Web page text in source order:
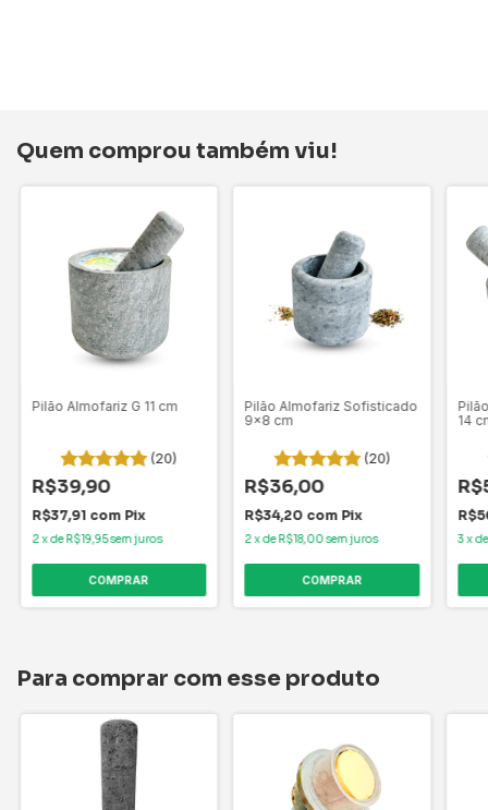
Quem comprou também viu!
Pilão Almofariz G 11 cm
(20)
R$39,90
R$37,91 com Pix
2xdeR$19,95sem juros
Pilão Almofariz Sofisticado
9x8 cm
(20)
R$36,00
R$34,20 com Pix
2xdeR$18,00sem juros
14
3x
Para comprar com esse produto